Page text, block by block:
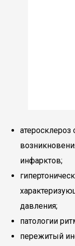
инфарктов;
давления;
патологии
пережитый